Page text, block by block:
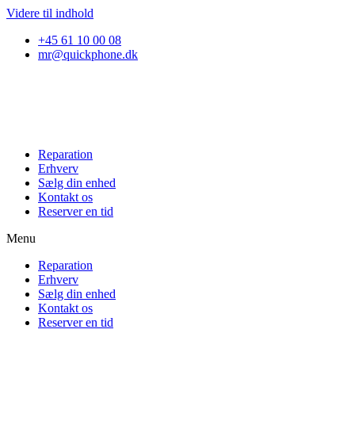
Videre til indhold
+45 61 10 00 08
mr@quickphone.dk
Reparation
Erhverv
Sælg din enhed
Kontakt os
Reserver en tid
Menu
Reparation
Erhverv
Sælg din enhed
Kontakt os
Reserver en tid